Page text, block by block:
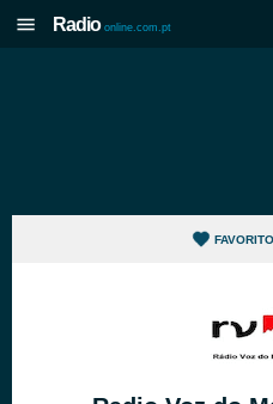
Radio online.com.pt